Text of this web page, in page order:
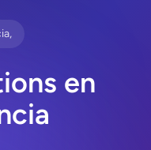
en